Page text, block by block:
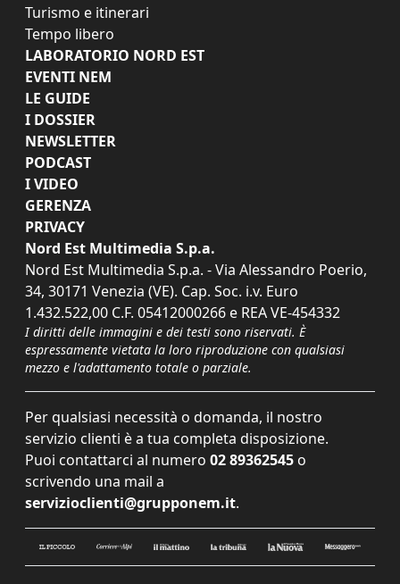
Turismo e itinerari
Tempo libero
LABORATORIO NORD EST
EVENTI NEM
LE GUIDE
I DOSSIER
NEWSLETTER
PODCAST
I VIDEO
GERENZA
PRIVACY
Nord Est Multimedia S.p.a.
Nord Est Multimedia S.p.a. - Via Alessandro Poerio,
34, 30171 Venezia (VE). Cap. Soc. i.v. Euro
1.432.522,00 C.F. 05412000266 e REA VE-454332
I diritti delle immagini e dei testi sono riservati. È
espressamente vietata la loro riproduzione con qualsiasi
mezzo e l'adattamento totale o parziale.
Per qualsiasi necessità o domanda, il nostro
servizio clienti è a tua completa disposizione.
Puoi contattarci al numero 02 89362545 o
scrivendo una mail a
servizioclienti@grupponem.it.